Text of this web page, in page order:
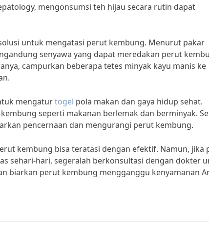
mengonsumsi teh hijau secara rutin dapat
untuk mengatasi perut kembung. Menurut pakar
senyawa yang dapat meredakan perut
campurkan beberapa tetes minyak kayu manis ke
mengaturtogel pola makan dan gaya hidup sehat.
seperti makanan berlemak dan berminyak.
pencernaan dan mengurangi perut kembung.
kembung bisa teratasi dengan efektif. Namun, jika
sehari-hari, segeralah berkonsultasi dengan dokter
biarkan perut kembung mengganggu kenyamanan